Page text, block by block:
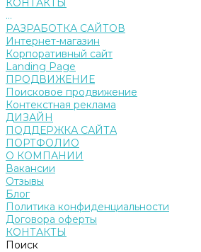
КОНТАКТЫ
...
РАЗРАБОТКА САЙТОВ
Интернет-магазин
Корпоративный сайт
Landing Page
ПРОДВИЖЕНИЕ
Поисковое продвижение
Контекстная реклама
ДИЗАЙН
ПОДДЕРЖКА САЙТА
ПОРТФОЛИО
О КОМПАНИИ
Вакансии
Отзывы
Блог
Политика конфиденциальности
Договора оферты
КОНТАКТЫ
Поиск